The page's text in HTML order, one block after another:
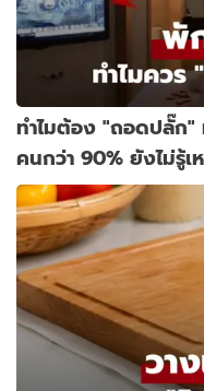
ทำไมต้อง "ถอดปลั๊ก"
คนกว่า 90% ยังไม่รู้เ